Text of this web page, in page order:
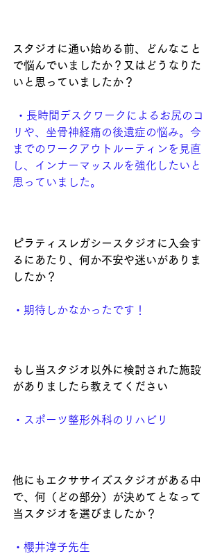
スタジオに通い始める前、どんなこと
で悩んでいましたか？又はどうなりた
いと思っていましたか？
・ 長時間デスクワークによるお尻のコ
リや、坐骨神経痛の後遺症の悩み。今
までのワークアウトルーティンを見直
し、インナーマッスルを強化したいと
思っていました。
ピラティスレガシースタジオに入会す
るにあたり、何か不安や迷いがありま
したか？
・ 期待しかなかったです！
もし当スタジオ以外に検討された施設
がありましたら教えてください
・ スポーツ整形外科のリハビリ
他にもエクササイズスタジオがある中
で、何（どの部分）が決めてとなって
当スタジオを選びましたか？
・ 櫻井淳子先生